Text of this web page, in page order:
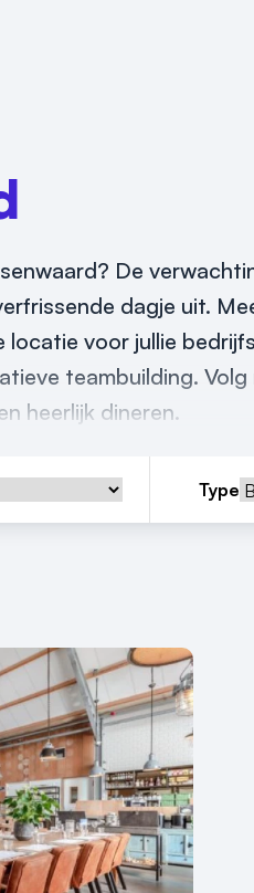
De
dagje uit.
locatie voor jullie
teambuilding.
heerlijk dineren.
Type